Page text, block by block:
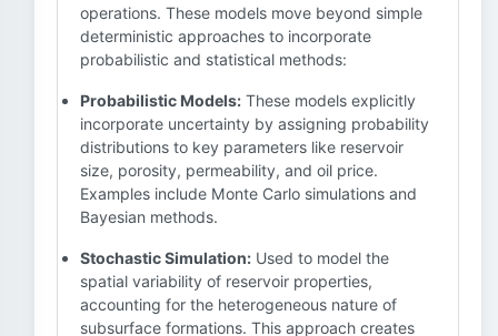
operations. These models move beyond simple
deterministic approaches to incorporate
probabilistic and statistical methods:
Probabilistic Models: These models explicitly
incorporate uncertainty by assigning probability
distributions to key parameters like reservoir
size, porosity, permeability, and oil price.
Examples include Monte Carlo simulations and
Bayesian methods.
Stochastic Simulation: Used to model the
spatial variability of reservoir properties,
accounting for the heterogeneous nature of
subsurface formations. This approach creates